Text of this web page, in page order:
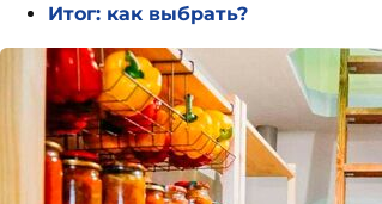
Итог: как выбрать?